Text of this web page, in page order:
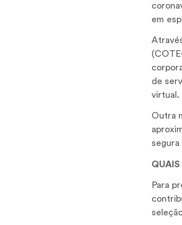
em
de
virtual.
Outra
QUAIS
Para